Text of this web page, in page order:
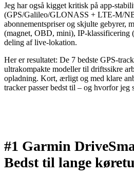
Jeg har også kigget kritisk på
(GPS/Galileo/GLONASS + LTE‑M/
abonnementspriser og skjulte gebyrer,
(magnet, OBD, mini), IP‑klassificering
deling af live‑lokation.
Her er resultatet: De 7 bedste
ultrakompakte modeller til driftssikre
opladning. Kort, ærligt og med klare
tracker passer bedst til – og hvorfor jeg
#1 Garmin
Bedst til lange